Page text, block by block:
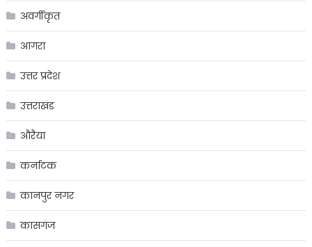
अवर्गीकृत
आगरा
उत्तर प्रदेश
उत्तराखंड
औरैया
कर्नाटक
कानपुर नगर
कासगंज